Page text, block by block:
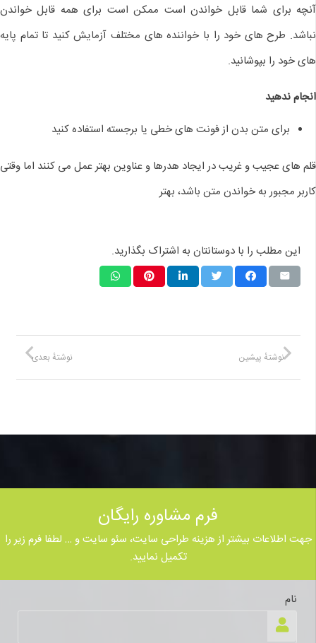
آنچه برای شما قابل خواندن است ممکن است برای همه قابل خواندن
نباشد. طرح های خود را با خواننده های مختلف آزمایش کنید تا تمام پایه
های خود را بپوشانید.
انجام ندهید
برای متن بدن از فونت های خطی یا برجسته استفاده کنید
قلم های عجیب و غریب در ایجاد هدرها و عناوین بهتر عمل می کنند اما وقتی
کاربر مجبور به خواندن متن باشد، بهتر
این مطلب را با دوستانتان به اشتراک بگذارید.
نوشتهٔ بعدی نوشتهٔ پیشین
فرم مشاوره رایگان
جهت اطلاعات بیشتر از هزینه طراحی سایت، سئو سایت و … لطفا فرم زیر را
تکمیل نمایید.
نام